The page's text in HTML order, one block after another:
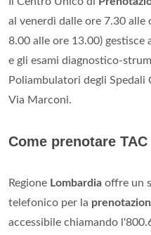
al venerdì dalle ore 7.30 alle
8.00 alle ore 13.00) gestisce
e gli esami diagnostico-
Poliambulatori degli Spedali
Via Marconi.
Come prenotare
Regione Lombardia offre un
telefonico per la
accessibile chiamando